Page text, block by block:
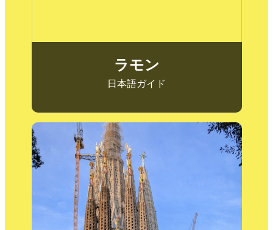
ラモン
日本語ガイド
とも